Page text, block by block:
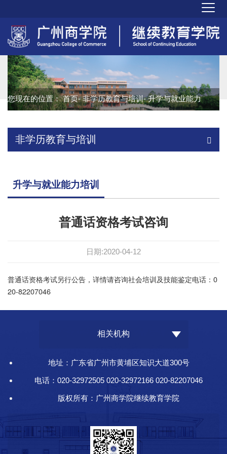
您现在的位置：首页-非学历教育与培训- 升学与就业能力
非学历教育与培训
升学与就业能力培训
普通话资格考试咨询
日期:2020-04-12
普通话资格考试另行公告，详情请咨询社会培训及技能鉴定电话：0
20-82207046
相关机构
地址：广东省广州市黄埔区知识大道300号
电话：020-32972505 020-32972166 020-82207046
版权所有：广州商学院继续教育学院